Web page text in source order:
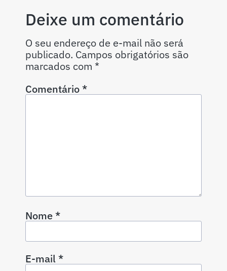
Deixe um comentário
O seu endereço de e-mail não será
publicado. Campos obrigatórios são
marcados com *
Comentário*
Nome*
E-mail*